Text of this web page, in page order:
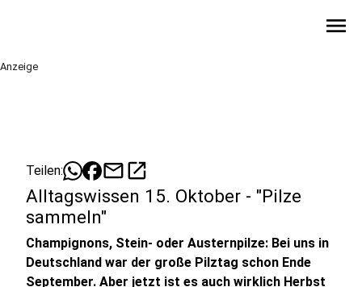
menu
Anzeige
Teilen: mailopen_in_new
Alltagswissen 15. Oktober - "Pilze
sammeln"
Champignons, Stein- oder Austernpilze: Bei uns in
Deutschland war der große Pilztag schon Ende
September. Aber jetzt ist es auch wirklich Herbst